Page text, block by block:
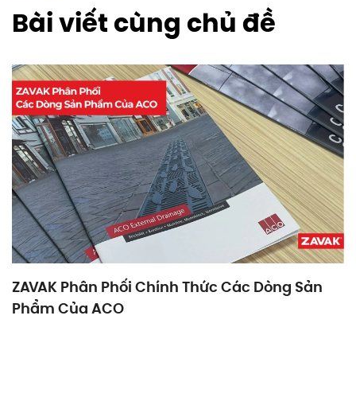
Bài viết cùng chủ đề
ZAVAK Phân Phối Chính Thức Các Dòng Sản
Phẩm Của ACO